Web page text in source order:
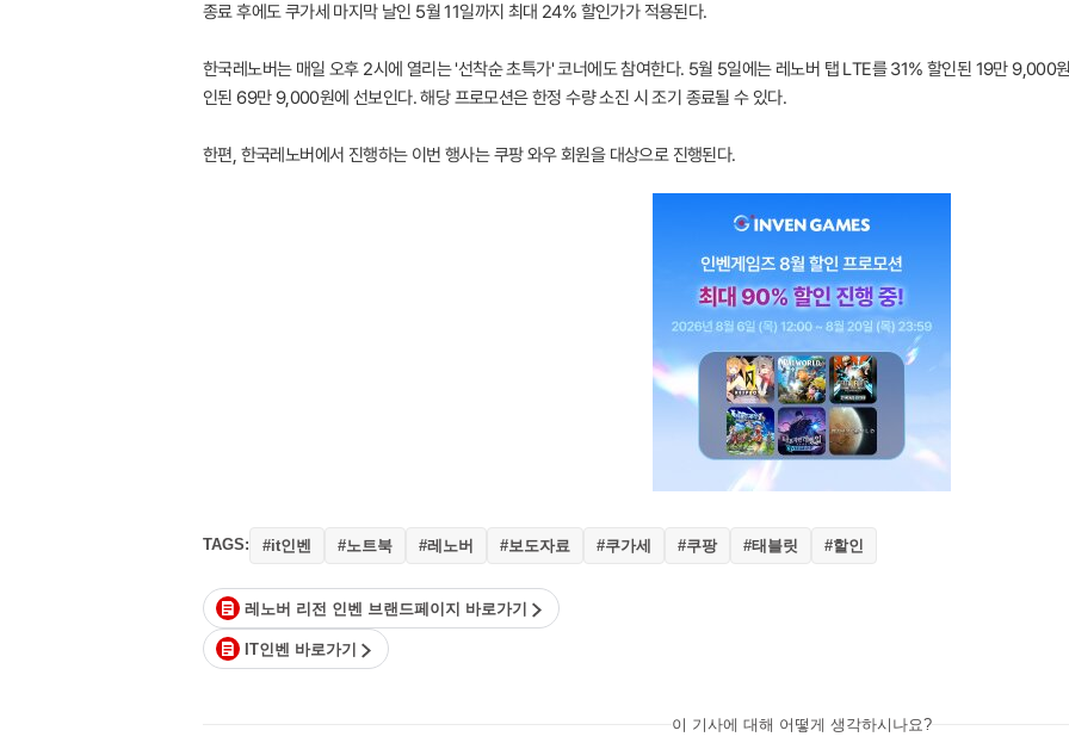
종료 후에도 쿠가세 마지막 날인 5월 11일까지 최대 24% 할인가가 적용된다.
한국레노버는 매일 오후 2시에 열리는 '선착순 초특가' 코너에도 참여한다. 5월 5일에는 레노버 탭 LTE를 31% 할인된 19만
인된 69만 9,000원에 선보인다. 해당 프로모션은 한정 수량 소진 시 조기 종료될 수 있다.
한편, 한국레노버에서 진행하는 이번 행사는 쿠팡 와우 회원을 대상으로 진행된다.
TAGS: #it인벤 #노트북 #레노버 #보도자료 #쿠가세 #쿠팡 #태블릿 #할인
레노버 리전 인벤 브랜드페이지 바로가기
IT인벤 바로가기
이 기사에 대해 어떻게 생각하시나요?